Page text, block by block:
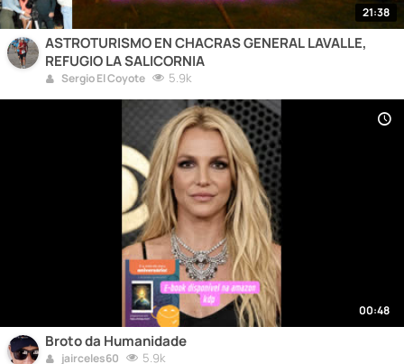
21:38
ASTROTURISMO EN CHACRAS GENERAL LAVALLE,
REFUGIO LA SALICORNIA
Sergio El Coyote 5.9k
00:48
Broto da Humanidade
jairceles60 5.9k